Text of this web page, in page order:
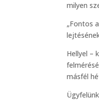
milyen
„Fontos
Hellyel –
másfél